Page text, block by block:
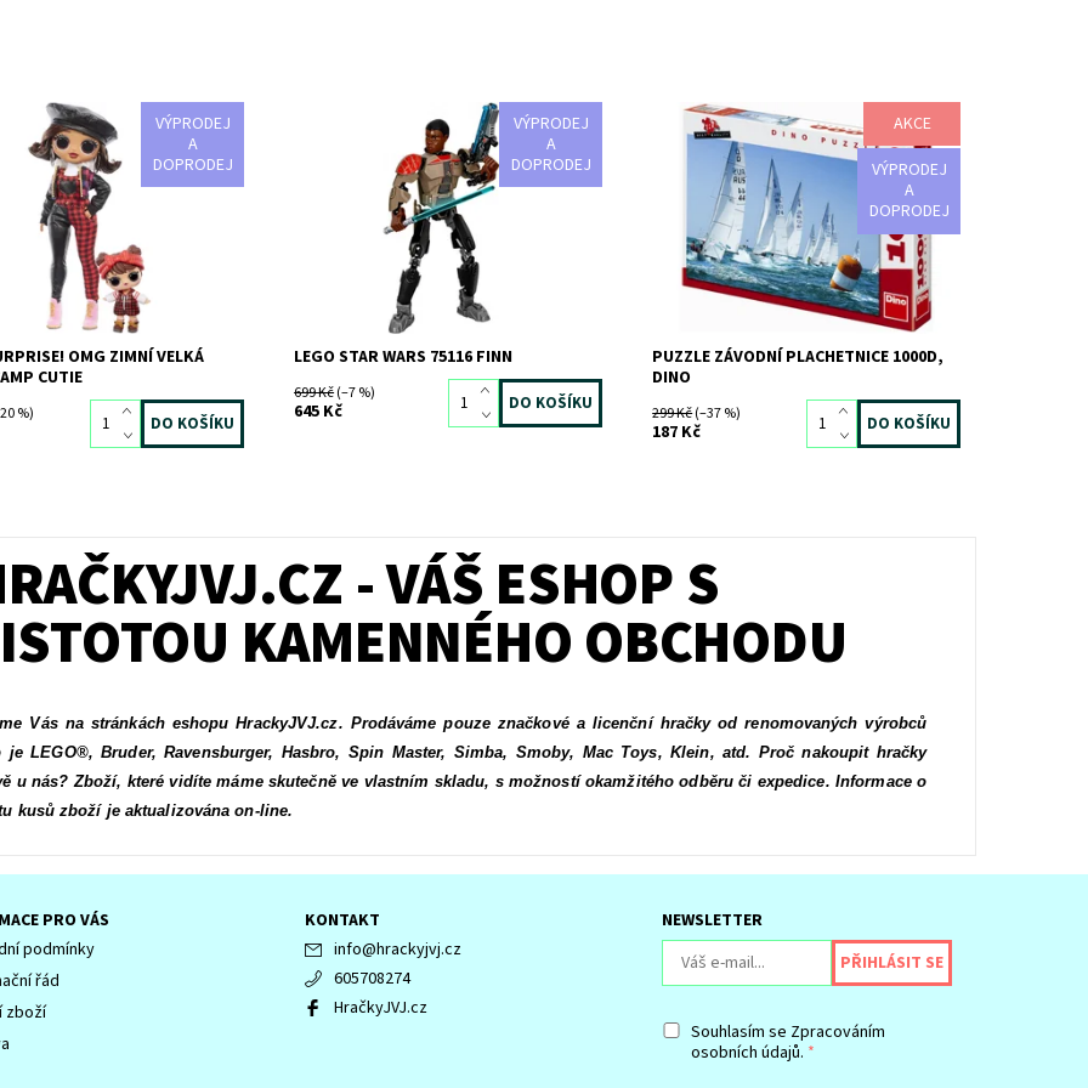
VÝPRODEJ
A
DOPRODEJ
Skladem>3 ks
8138
MGA
OMG ZIMNÍ VELKÁ
CUTIE
%)
VÝPRODEJ
A
DOPRODEJ
Vezmi si svůj světelný meč a pomoz
Finnovi porazit jakéhokoliv nepřítele!
Skladem3 ks
2344
LEGO
LEGO STAR WARS 75116 FINN
699 Kč(–7 %)
645 Kč
AKCE
VÝPRODEJ
A
DOPRODEJ
Dostupnost: Skladem >3 ks
2432
DINO
PUZZLE ZÁVODNÍ PLACHETNICE 1000D,
DINO
299 Kč(–37 %)
187 Kč
- VÁŠ ESHOP S
KAMENNÉHO OBCHODU
Vás na stránkách eshopu HrackyJVJ.cz. Prodáváme pouze značkové a licenční hračky od renomovaných výrobců
jeLEGO®, Bruder, Ravensburger, Hasbro, Spin Master, Simba, Smoby, Mac Toys, Klein, atd. Proč nakoupit hračky
u nás? Zboží, které vidíte máme skutečně ve vlastním skladu, s možností okamžitého odběru či expedice. Informace o
kusů zboží je aktualizována on-line.
PRO VÁS
podmínky
řád
zboží
KONTAKT
info@hrackyjvj.cz
605708274
HračkyJVJ.cz
NEWSLETTER
Souhlasím se Zpracováním
osobních údajů.